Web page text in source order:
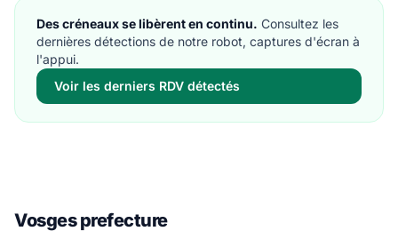
Des créneaux se libèrent en continu. Consultez les
dernières détections de notre robot, captures d'écran à
l'appui.
Voir les derniers RDV détectés
Vosges prefecture